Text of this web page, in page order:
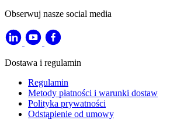
Obserwuj nasze social media
Dostawa i regulamin
Regulamin
Metody płatności i warunki dostaw
Polityka prywatności
Odstąpienie od umowy